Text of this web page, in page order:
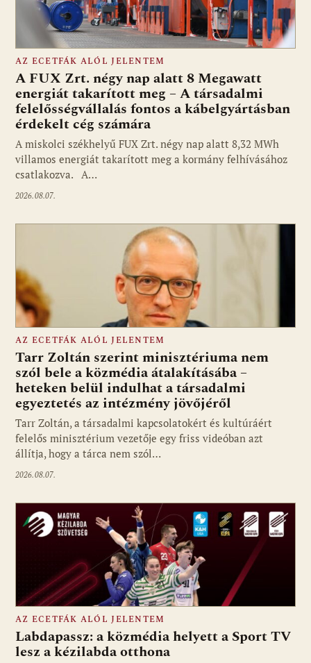
AZ ECETFÁK ALÓL JELENTEM
A FUX Zrt. négy nap alatt 8 Megawatt
energiát takarított meg – A társadalmi
felelősségvállalás fontos a kábelgyártásban
érdekelt cég számára
A miskolci székhelyű FUX Zrt. négy nap alatt 8,32 MWh
villamos energiát takarított meg a kormány felhívásához
csatlakozva. A…
2026.08.07.
Fotó: media1.hu
AZ ECETFÁK ALÓL JELENTEM
Tarr Zoltán szerint minisztériuma nem
szól bele a közmédia átalakításába –
heteken belül indulhat a társadalmi
egyeztetés az intézmény jövőjéről
Tarr Zoltán, a társadalmi kapcsolatokért és kultúráért
felelős minisztérium vezetője egy friss videóban azt
állítja, hogy a tárca nem szól…
2026.08.07.
AZ ECETFÁK ALÓL JELENTEM
Labdapassz: a közmédia helyett a Sport TV
lesz a kézilabda otthona